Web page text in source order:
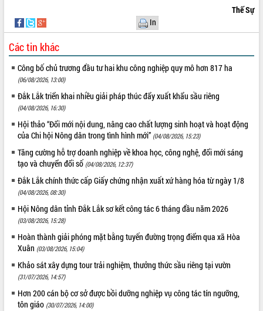
Thế Sự
In
Các tin khác
Công bố chủ trương đầu tư hai khu công nghiệp quy mô hơn 817 ha
(06/08/2026, 13:00)
Đắk Lắk triển khai nhiều giải pháp thúc đẩy xuất khẩu sầu riêng
(04/08/2026, 16:30)
Hội thảo “Đổi mới nội dung, nâng cao chất lượng sinh hoạt và hoạt động
của Chi hội Nông dân trong tình hình mới” (04/08/2026, 15:23)
Tăng cường hỗ trợ doanh nghiệp về khoa học, công nghệ, đổi mới sáng
tạo và chuyển đổi số (04/08/2026, 12:37)
Đắk Lắk chính thức cấp Giấy chứng nhận xuất xứ hàng hóa từ ngày 1/8
(04/08/2026, 08:30)
Hội Nông dân tỉnh Đắk Lắk sơ kết công tác 6 tháng đầu năm 2026
(03/08/2026, 15:28)
Hoàn thành giải phóng mặt bằng tuyến đường trọng điểm qua xã Hòa
Xuân (03/08/2026, 15:04)
Khảo sát xây dựng tour trải nghiệm, thưởng thức sầu riêng tại vườn
(31/07/2026, 14:57)
Hơn 200 cán bộ cơ sở được bồi dưỡng nghiệp vụ công tác tín ngưỡng,
tôn giáo (30/07/2026, 14:00)